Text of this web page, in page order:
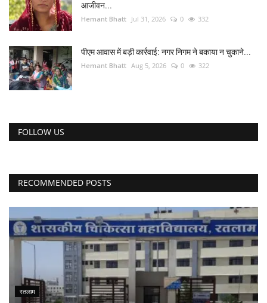
आजीवन...
Hemant Bhatt Jul 31, 2026 0 332
पीएम आवास में बड़ी कार्रवाई: नगर निगम ने बकाया न चुकाने...
Hemant Bhatt Aug 5, 2026 0 322
FOLLOW US
RECOMMENDED POSTS
रतलाम